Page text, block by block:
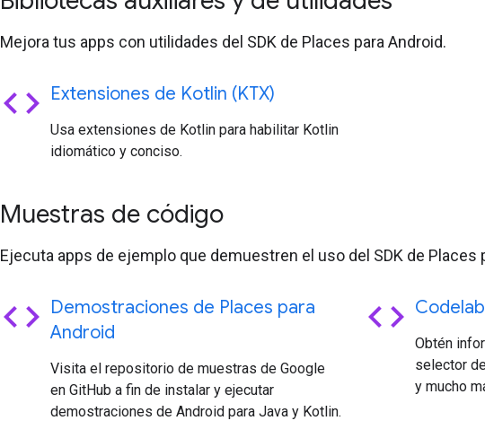
Mejora tus apps con utilidades del SDK de Places para Android.
code Extensiones de Kotlin (KTX)
Usa extensiones de Kotlin para habilitar Kotlin
idiomático y conciso.
Muestras de código
Ejecuta apps de ejemplo que demuestren el uso del SDK de Places
code Demostraciones de Places para
Android
Visita el repositorio de muestras de Google
en GitHub a fin de instalar y ejecutar
demostraciones de Android para Java y Kotlin.
code
Obtén
selector
y mucho